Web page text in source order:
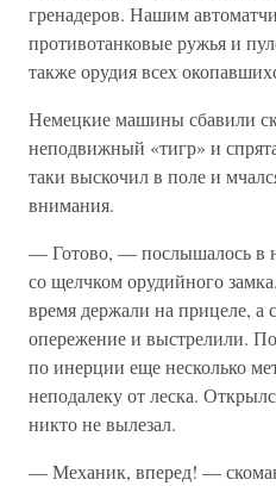
гренадеров. Нашим
противотанковые ружья и
также орудия всех
Немецкие машины сбавили
неподвижный «тигр» и
таки выскочил в поле и
внимания.
— Готово, — послышалось в
со щелчком орудийного
время держали на прицеле, а
опережение и выстрелили.
по инерции еще несколько
неподалеку от леска.
никто не вылезал.
— Механик, вперед! —